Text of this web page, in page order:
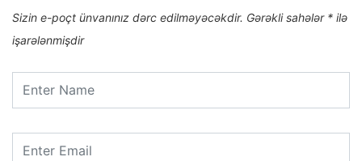
Sizin e-poçt ünvanınız dərc edilməyəcəkdir. Gərəkli sahələr * ilə
işarələnmişdir